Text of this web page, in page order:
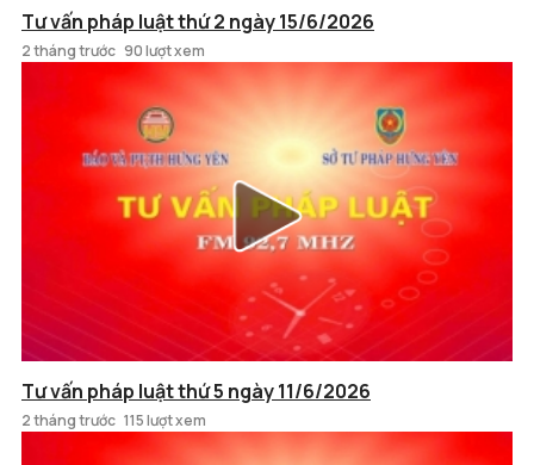
Tư vấn pháp luật thứ 2 ngày 15/6/2026
2 tháng trước 90 lượt xem
Tư vấn pháp luật thứ 5 ngày 11/6/2026
2 tháng trước 115 lượt xem